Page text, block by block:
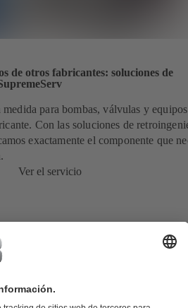
de otros fabricantes: soluciones de
medida para bombas, válvulas y equipos
Con las soluciones de
exactamente el componente que
Ver el servicio